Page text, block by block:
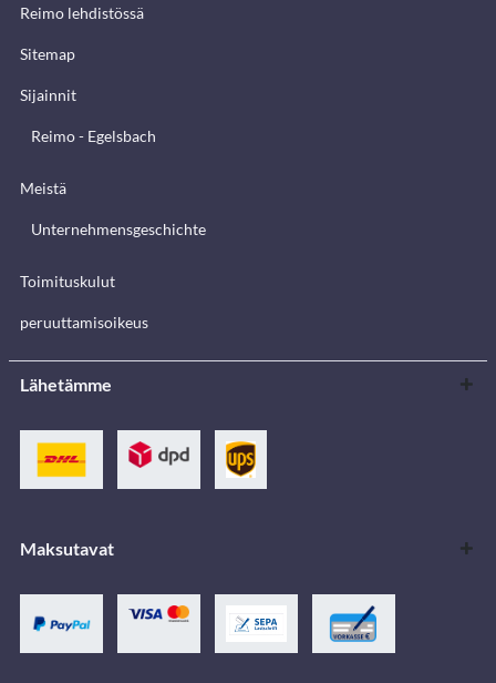
Reimo lehdistössä
Sitemap
Sijainnit
Reimo - Egelsbach
Meistä
Unternehmensgeschichte
Toimituskulut
peruuttamisoikeus
Lähetämme
Maksutavat